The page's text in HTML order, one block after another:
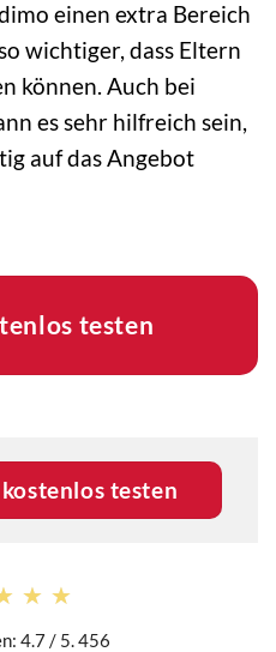
einen extra Bereich
wichtiger, dass Eltern
können. Auch bei
es sehr hilfreich sein,
auf das Angebot
testen
testen
4.7 / 5. 456